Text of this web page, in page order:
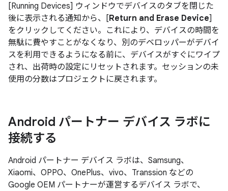
[Running Devices] ウィンドウでデバイスのタブを閉じた
後に表示される通知から、[Return and Erase Device]
をクリックしてください。これにより、デバイスの時間を
無駄に費やすことがなくなり、別のデベロッパーがデバイ
スを利用できるようになる前に、デバイスがすぐにワイプ
され、出荷時の設定にリセットされます。セッションの未
使用の分数はプロジェクトに戻されます。
Android パートナー デバイス ラボに
接続する
Android パートナー デバイス ラボは、Samsung、
Xiaomi、OPPO、OnePlus、vivo、Transsion などの
Google OEM パートナーが運営するデバイス ラボで、